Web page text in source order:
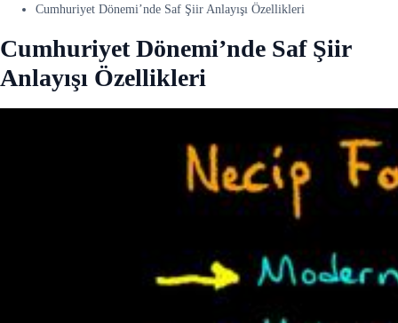
Cumhuriyet Dönemi’nde Saf Şiir Anlayışı Özellikleri
Cumhuriyet Dönemi’nde Saf Şiir
Anlayışı Özellikleri